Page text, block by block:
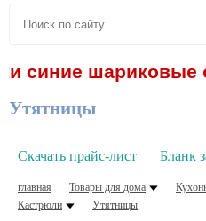
шариковые
Утятницы
Скачать прайс-лист Бланк
главная Товары для дома
Кастрюли
Утятницы